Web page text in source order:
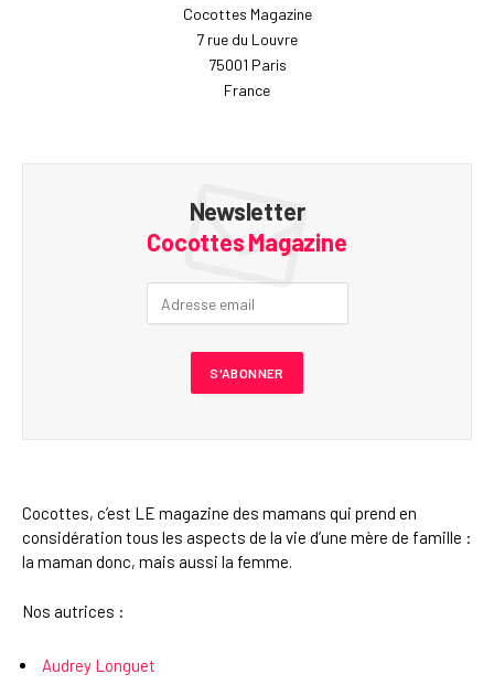
Cocottes Magazine
7 rue du Louvre
75001 Paris
France
Newsletter
Cocottes Magazine
Cocottes, c’est LE magazine des mamans qui prend en
considération tous les aspects de la vie d’une mère de famille :
la maman donc, mais aussi la femme.
Nos autrices :
Audrey Longuet